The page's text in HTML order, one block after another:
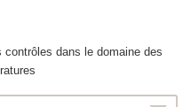
dans le domaine des